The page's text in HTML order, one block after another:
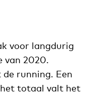
voor langdurig
van 2020.
running. Een
het totaal valt het